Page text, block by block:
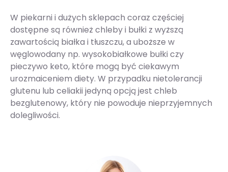
W piekarni i dużych sklepach coraz częściej
dostępne są również chleby i bułki z wyższą
zawartością białka i tłuszczu, a uboższe w
węglowodany np. wysokobiałkowe bułki czy
pieczywo keto, które mogą być ciekawym
urozmaiceniem diety. W przypadku nietolerancji
glutenu lub celiakii jedyną opcją jest chleb
bezglutenowy, który nie powoduje nieprzyjemnych
dolegliwości.